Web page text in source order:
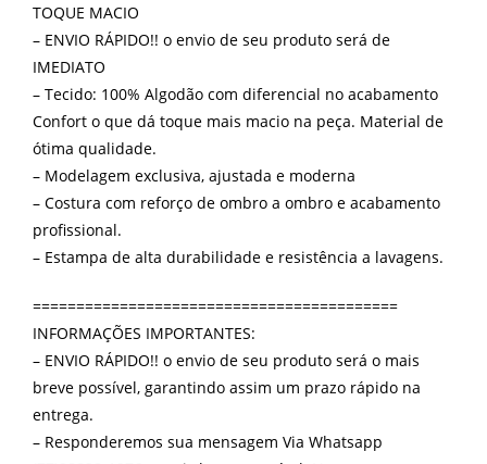
TOQUE MACIO
– ENVIO RÁPIDO!! o envio de seu produto será de
IMEDIATO
– Tecido: 100% Algodão com diferencial no acabamento
Confort o que dá toque mais macio na peça. Material de
ótima qualidade.
– Modelagem exclusiva, ajustada e moderna
– Costura com reforço de ombro a ombro e acabamento
profissional.
– Estampa de alta durabilidade e resistência a lavagens.
==========================================
INFORMAÇÕES IMPORTANTES:
– ENVIO RÁPIDO!! o envio de seu produto será o mais
breve possível, garantindo assim um prazo rápido na
entrega.
– Responderemos sua mensagem Via Whatsapp